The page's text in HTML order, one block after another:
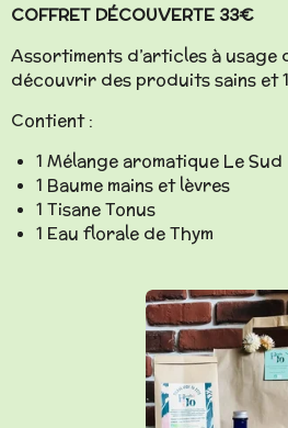
COFFRET DÉCOUVERTE 33€
Assortiments d’articles à
découvrir des produits sains et
Contient :
1 Mélange aromatique Le Sud
1 Baume mains et lèvres
1 Tisane Tonus
1 Eau florale de Thym